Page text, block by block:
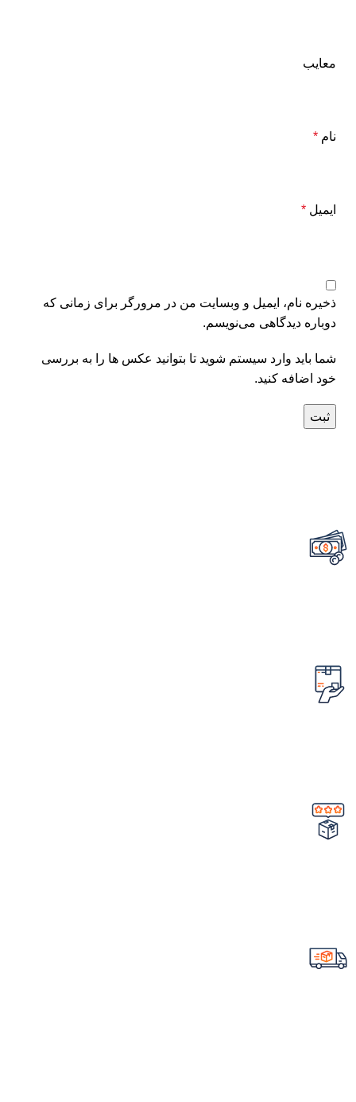
معایب
نام *
ایمیل *
ذخیره نام، ایمیل و وبسایت من در مرورگر برای زمانی که
دوباره دیدگاهی می‌نویسم.
شما باید وارد سیستم شوید تا بتوانید عکس ها را به بررسی
خود اضافه کنید.